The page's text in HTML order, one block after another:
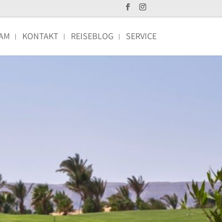
KONTAKT REISEBLOG SERVICE